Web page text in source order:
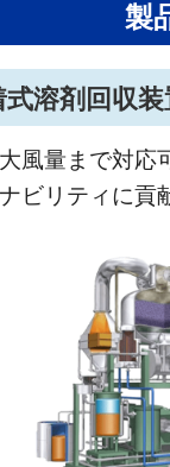
製
溶剤回収装
風量まで対応
ビリティに貢